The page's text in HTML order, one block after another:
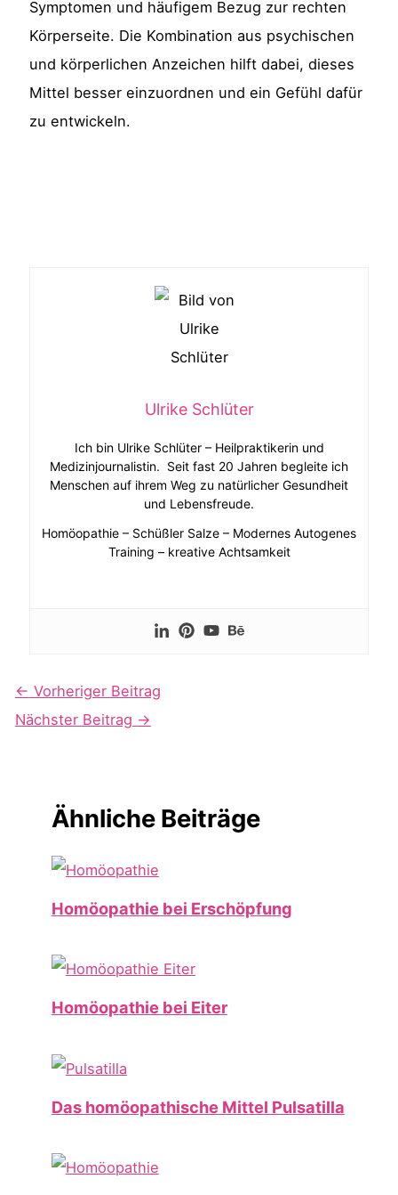
Symptomen und häufigem Bezug zur rechten
Körperseite. Die Kombination aus psychischen
und körperlichen Anzeichen hilft dabei, dieses
Mittel besser einzuordnen und ein Gefühl dafür
zu entwickeln.
Ulrike Schlüter
Ich bin Ulrike Schlüter – Heilpraktikerin und
Medizinjournalistin. Seit fast 20 Jahren begleite ich
Menschen auf ihrem Weg zu natürlicher Gesundheit
und Lebensfreude.
Homöopathie – Schüßler Salze – Modernes Autogenes
Training – kreative Achtsamkeit
← Vorheriger Beitrag
Nächster Beitrag →
Ähnliche Beiträge
Homöopathie bei Erschöpfung
Homöopathie bei Eiter
Das homöopathische Mittel Pulsatilla